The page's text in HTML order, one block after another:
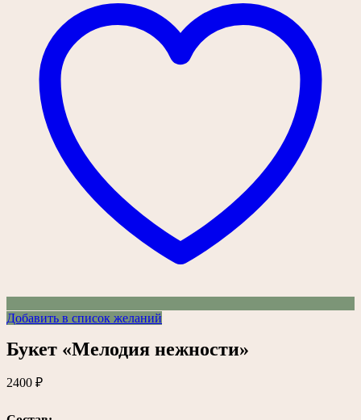
Добавить в список желаний
Букет «Мелодия нежности»
2400 ₽